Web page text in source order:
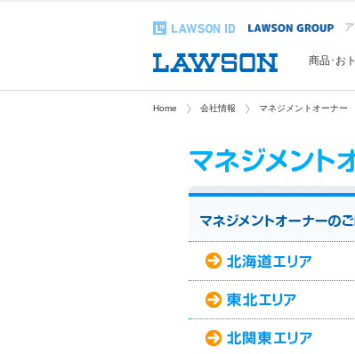
商品･お
Home 会社情報 マネジメントオーナー